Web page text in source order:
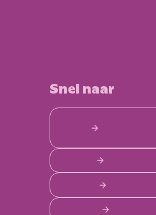
Snel naar